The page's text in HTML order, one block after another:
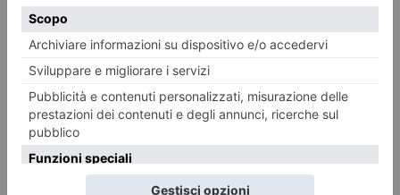
Parcheggio disabili a Mirafiori occupato da camion
Caro direttore, siamo al quartiere Mirafiori. Una ditta che sta lavorando
alla ristrutturazione di un appartamento,